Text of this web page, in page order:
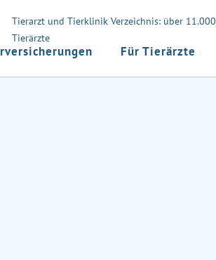
Tierarzt und Tierklinik Verzeichnis: über 11.000
Tierärzte
Für Tierärzte